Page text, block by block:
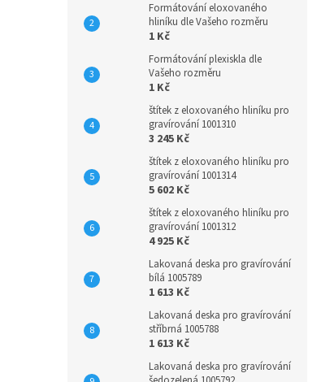
Formátování eloxovaného
hliníku dle Vašeho rozměru
1 Kč
Formátování plexiskla dle
Vašeho rozměru
1 Kč
štítek z eloxovaného hliníku pro
gravírování 1001310
3 245 Kč
štítek z eloxovaného hliníku pro
gravírování 1001314
5 602 Kč
štítek z eloxovaného hliníku pro
gravírování 1001312
4 925 Kč
Lakovaná deska pro gravírování
bílá 1005789
1 613 Kč
Lakovaná deska pro gravírování
stříbrná 1005788
1 613 Kč
Lakovaná deska pro gravírování